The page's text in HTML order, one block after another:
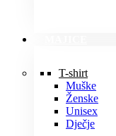
T-shirt
Muške
Ženske
Unisex
Dječje